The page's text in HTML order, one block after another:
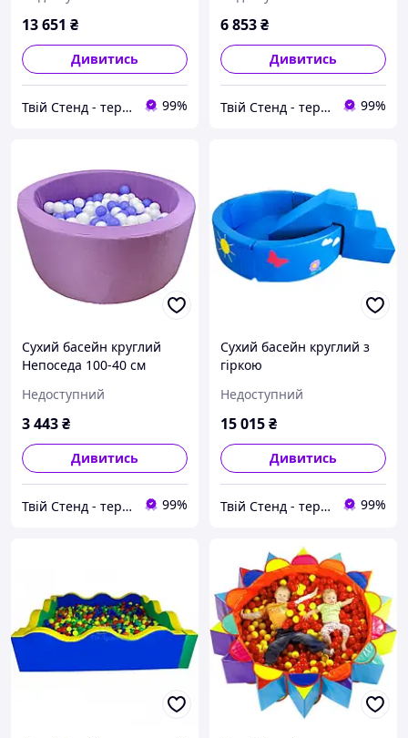
13 651 ₴
Дивитись
Твій Стенд - термонаклейки, наклейки, стенди, фотошпалери 99%
6 853₴
Дивитись
Твій Стенд - термонаклейки, наклейки, стенди, фотошпалери 99%
Сухий басейн круглий
Непоседа 100-40 см
Недоступний
3 443₴
Дивитись
Твій Стенд - термонаклейки, наклейки, стенди, фотошпалери 99%
Сухий басейн круглий з
гіркою
Недоступний
15 015₴
Дивитись
Твій Стенд - термонаклейки, наклейки, стенди, фотошпалери 99%